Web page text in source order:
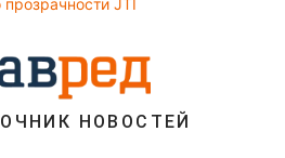
прозрачности JTI
НОВОСТЕЙ